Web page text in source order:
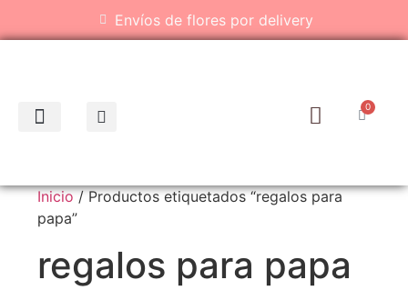
Envíos de flores por delivery
0
Inicio/ Productos etiquetados “regalos para
papa”
regalos para papa